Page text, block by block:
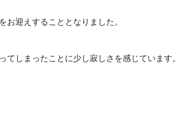
迎えすることとなりました。
しまったことに少し寂しさを感じています。